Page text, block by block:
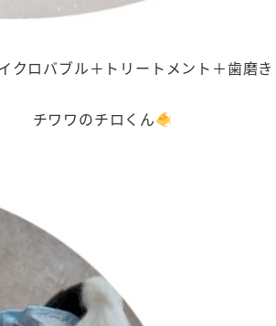
クロバブル＋トリートメント＋歯磨き
チワワのチロくん